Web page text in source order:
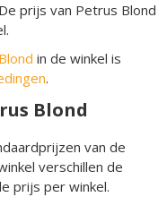
prijs van Petrus Blond
in de winkel is
.
Blond
van de
verschillen de
prijs per winkel.